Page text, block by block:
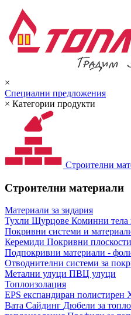
×
Специални предложения
× Категории продукти
Строителни
Строителни материали
Материали за зидария
Тухли Щурцове Коминни тела
Покривни системи и
Керемиди Покривни плоскости
Подпокривни материали -
Отводнителни системи за
Метални улуци ПВЦ улуци
Топлоизолация
EPS експандиран полистирен
Вата Сайдинг Дюбели за